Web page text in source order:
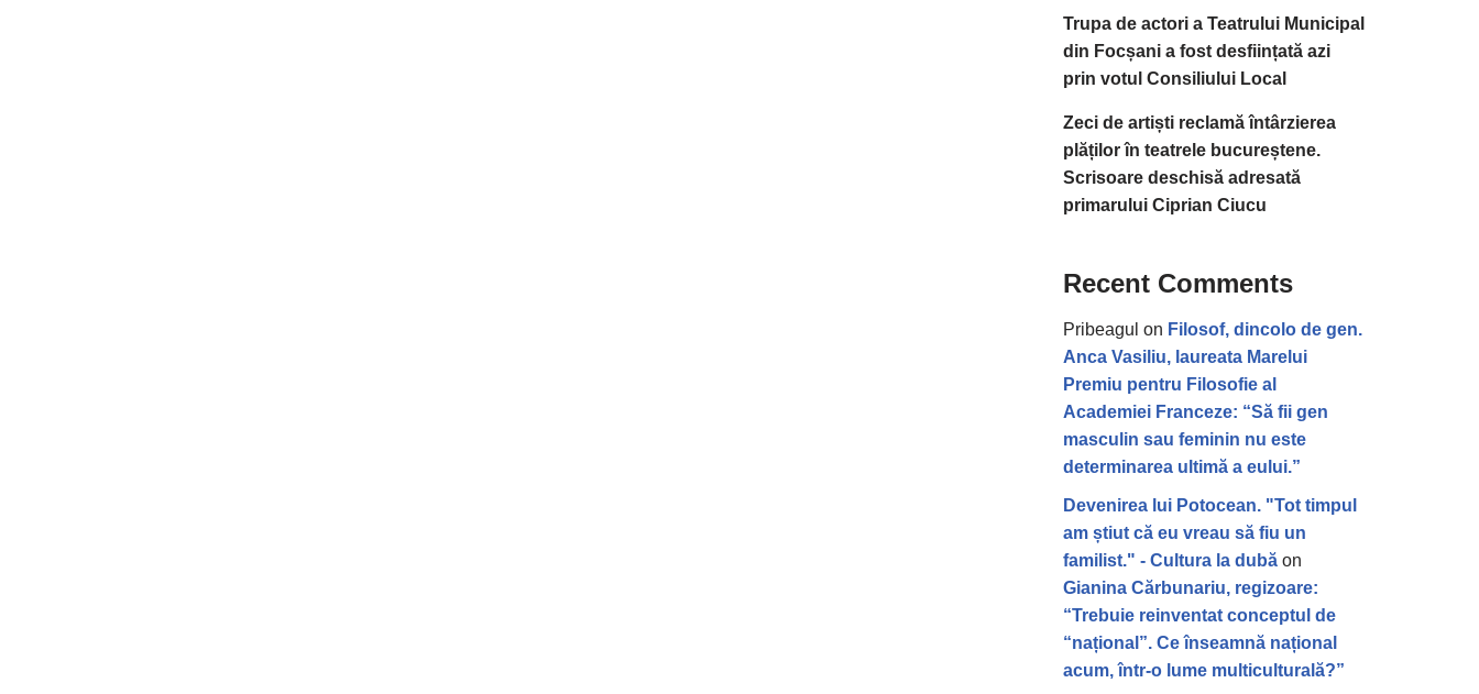
Trupa de actori a Teatrului Municipal
din Focșani a fost desființată azi
prin votul Consiliului Local
Zeci de artiști reclamă întârzierea
plăților în teatrele bucureștene.
Scrisoare deschisă adresată
primarului Ciprian Ciucu
Recent Comments
Pribeagul on Filosof, dincolo de gen.
Anca Vasiliu, laureata Marelui
Premiu pentru Filosofie al
Academiei Franceze: “Să fii gen
masculin sau feminin nu este
determinarea ultimă a eului.”
Devenirea lui Potocean. "Tot timpul
am știut că eu vreau să fiu un
familist." - Cultura la dubă on
Gianina Cărbunariu, regizoare:
“Trebuie reinventat conceptul de
“național”. Ce înseamnă național
acum, într-o lume multiculturală?”